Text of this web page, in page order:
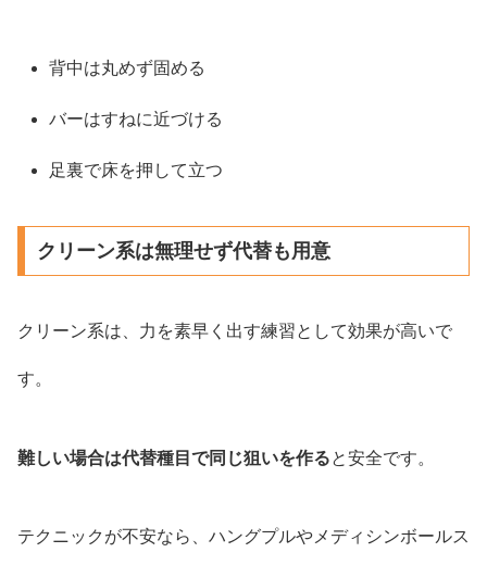
背中は丸めず固める
バーはすねに近づける
足裏で床を押して立つ
クリーン系は無理せず代替も用意
クリーン系は、力を素早く出す練習として効果が高いで
す。
難しい場合は代替種目で同じ狙いを作ると安全です。
テクニックが不安なら、ハングプルやメディシンボールス